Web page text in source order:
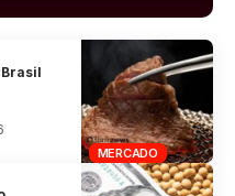
MERCADO